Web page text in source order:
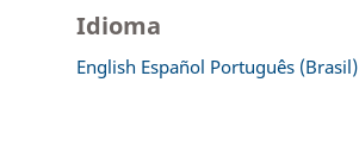
Idioma
English Español Português (Brasil)